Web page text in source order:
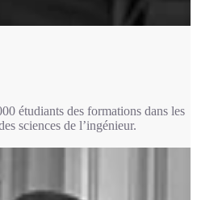
étudiants des formations dans les
sciences de l’ingénieur.